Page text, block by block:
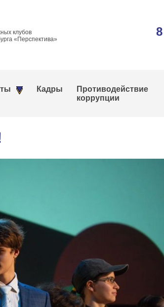
клубов
«Перспектива»
Кадры
Противодействие
коррупции